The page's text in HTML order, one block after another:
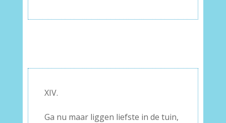
XIV.
Ga nu maar liggen liefste in de tuin,